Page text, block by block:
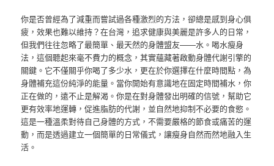
你是否曾經為了減重而嘗試過各種激烈的方法，卻總是感到身心俱
疲，效果也難以維持？在台灣，追求健康與美麗是許多人的日常，
但我們往往忽略了最簡單、最天然的身體盟友——水。喝水瘦身
法，這個聽起來毫不費力的概念，其實蘊藏著啟動身體代謝引擎的
關鍵。它不僅關乎你喝了多少水，更在於你選擇在什麼時間點，為
身體補充這份純淨的能量。當你開始有意識地在固定時間補水，你
正在做的，遠不止是解渴。你是在對身體發出明確的信號，幫助它
更有效率地運轉，促進脂肪的代謝，並自然地抑制不必要的食慾。
這是一種溫柔對待自己身體的方式，不需要嚴格的節食或痛苦的運
動，而是透過建立一個簡單的日常儀式，讓瘦身自然而然地融入生
活。